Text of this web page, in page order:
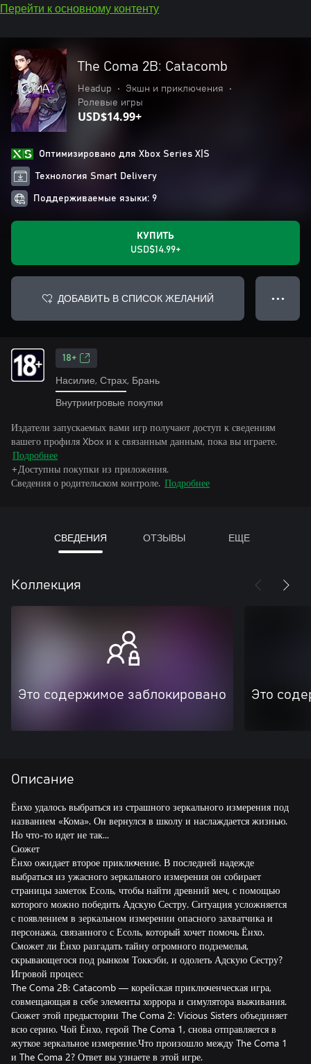
Перейти к основному контенту
The Coma 2B: Catacomb
Headup • Экшн и приключения
•
Ролевые игры
USD$14.99+
Оптимизировано для Xbox Series X|S
Технология Smart Delivery
Поддерживаемые языки: 9
КУПИТЬ
USD$14.99+
ДОБАВИТЬ В СПИСОК ЖЕЛАНИЙ ● ● ●
18+
Насилие, Страх, Брань
Внутриигровые покупки
Издатели запускаемых вами игр получают доступ к сведениям
вашего профиля Xbox и к связанным данным, пока вы играете.
Подробнее
+Доступны покупки из приложения.
Сведения о родительском контроле. Подробнее
СВЕДЕНИЯ ОТЗЫВЫ ЕЩЕ
Коллекция
Это содержимое заблокировано Это
Описание
Ёнхо удалось выбраться из страшного зеркального измерения под
названием «Кома». Он вернулся в школу и наслаждается жизнью.
Но что-то идет не так...
Сюжет
Ёнхо ожидает второе приключение. В последней надежде
выбраться из ужасного зеркального измерения он собирает
страницы заметок Есоль, чтобы найти древний меч, с помощью
которого можно победить Адскую Сестру. Ситуация усложняется
с появлением в зеркальном измерении опасного захватчика и
персонажа, связанного с Есоль, который хочет помочь Ёнхо.
Сможет ли Ёнхо разгадать тайну огромного подземелья,
скрывающегося под рынком Токкэби, и одолеть Адскую Сестру?
Игровой процесс
The Coma 2B: Catacomb — корейская приключенческая игра,
совмещающая в себе элементы хоррора и симулятора выживания.
Сюжет этой предыстории The Coma 2: Vicious Sisters объединяет
всю серию. Чой Ёнхо, герой The Coma 1, снова отправляется в
жуткое зеркальное измерение.Что произошло между The Coma 1
и The Coma 2? Ответ вы узнаете в этой игре.